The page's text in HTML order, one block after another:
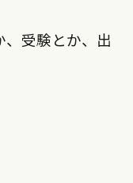
受験とか、出